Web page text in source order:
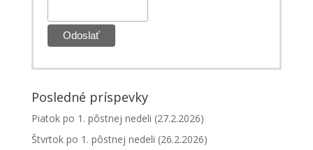
Posledné príspevky
Piatok po 1. pôstnej nedeli (27.2.2026)
Štvrtok po 1. pôstnej nedeli (26.2.2026)